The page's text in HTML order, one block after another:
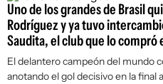
Uno de los grandes de Brasil
Rodríguez y ya tuvo
Saudita, el club que lo compró
El delantero campeón del mundo
anotando el gol decisivo en la